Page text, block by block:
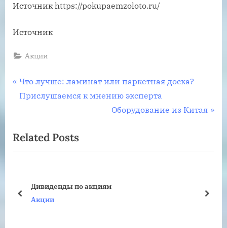
Источник https://pokupaemzoloto.ru/
Источник
Акции
Навигация
по
P
r
i
o
P
Что лучше: ламинат или паркетная доска?
Прислушаемся к мнению эксперта
N
t
Оборудование из Китая
Related Posts
вариант для мастерской.
prev next